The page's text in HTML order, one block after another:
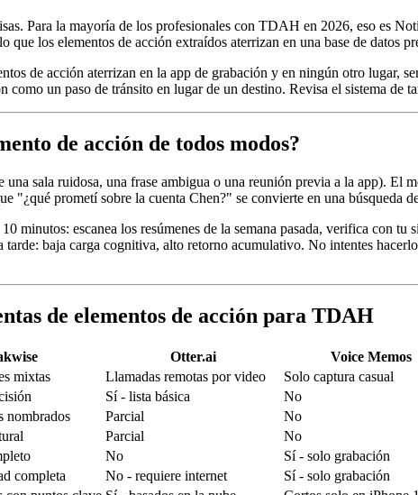
Para la mayoría de los profesionales con TDAH en 2026, eso es
los elementos de acción extraídos aterrizan en una base de datos
de acción aterrizan en la app de grabación y en ningún otro lugar,
un paso de tránsito en lugar de un destino. Revisa el sistema de
de acción de todos modos?
sala ruidosa, una frase ambigua o una reunión previa a la app). El
"¿qué prometí sobre la cuenta Chen?" se convierte en una búsqueda
minutos: escanea los resúmenes de la semana pasada, verifica con
baja carga cognitiva, alto retorno acumulativo. No intentes
de elementos de acción para TDAH
Otter.ai Voice Memos
mixtas Llamadas remotas por video Solo captura casual
Sí - lista básica No
nombrados Parcial No
Parcial No
No Sí - solo grabación
completa No - requiere internet Sí - solo grabación